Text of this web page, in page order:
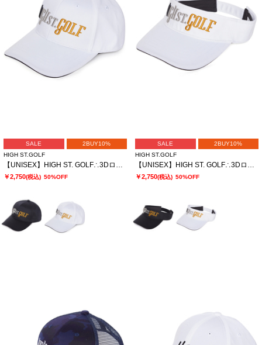
SALE
2BUY10%
HIGH ST.GOLF
￥2,750(税込) 50%OFF
SALE
2BUY10%
HIGH ST.GOLF
￥2,750(税込) 50%OFF